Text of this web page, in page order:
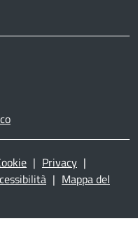
| Privacy |
| Mappa del